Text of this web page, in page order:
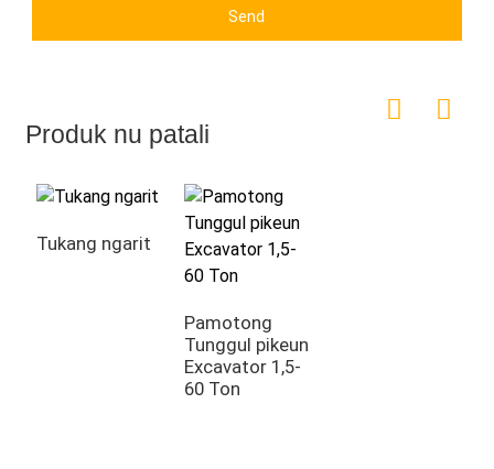
Send
Produk nu patali
Tukang ngarit
Pamotong
Tunggul pikeun
Excavator 1,5-
60 Ton